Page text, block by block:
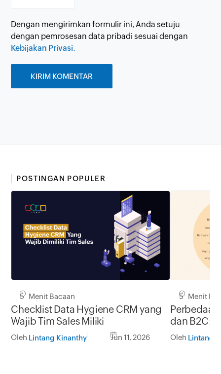
Dengan mengirimkan formulir ini, Anda setuju
dengan pemrosesan data pribadi sesuai dengan
Kebijakan Privasi.
POSTINGAN POPULER
5 Menit Bacaan
Checklist Data Hygiene CRM yang
Wajib Tim Sales Miliki
Oleh Lintang Kinanthy Jun 11, 2026
5 Menit
dan B2C:
Oleh Lintang